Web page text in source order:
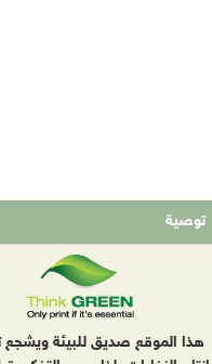
توصية
هذا الموقع صديق للبيئة